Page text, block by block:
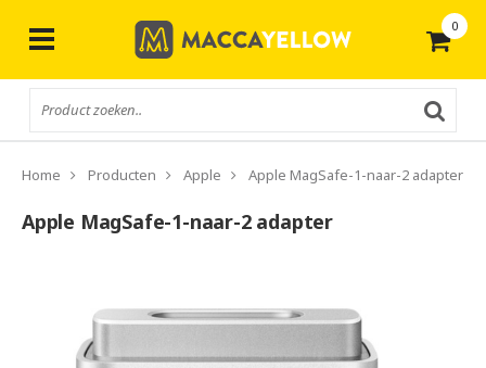
0
Home Producten Apple Apple MagSafe-1-naar-2 adapter
Apple MagSafe-1-naar-2 adapter